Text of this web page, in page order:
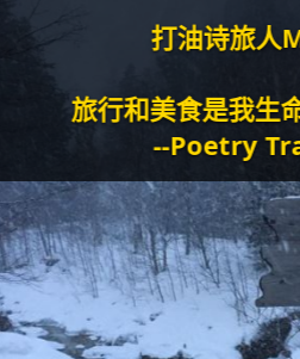
打油诗旅人Morgan
旅行和美食是我生命的动
--Poetry Traveller